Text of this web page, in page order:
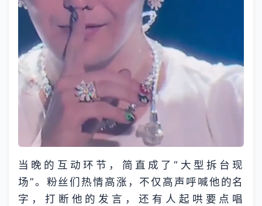
当晚的互动环节，简直成了“大型拆台现
场”。粉丝们热情高涨，不仅高声呼喊他的名
字，打断他的发言，还有人起哄要点唱